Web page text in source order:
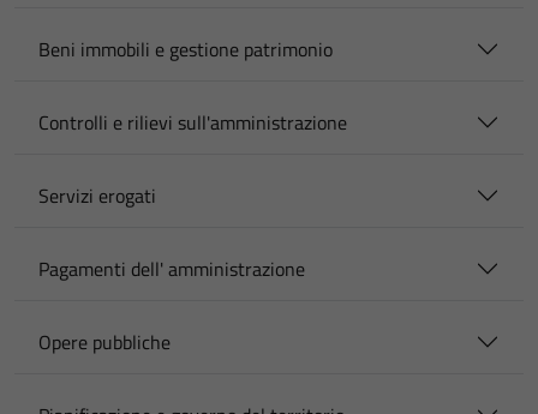
Beni immobili e gestione patrimonio
Controlli e rilievi sull'amministrazione
Servizi erogati
Pagamenti dell' amministrazione
Opere pubbliche